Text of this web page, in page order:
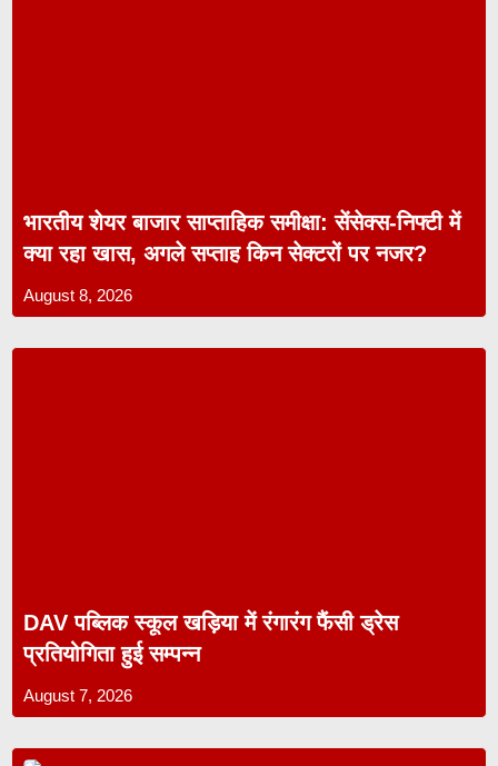
भारतीय शेयर बाजार साप्ताहिक समीक्षा: सेंसेक्स-निफ्टी में
क्या रहा खास, अगले सप्ताह किन सेक्टरों पर नजर?
August 8, 2026
DAV पब्लिक स्कूल खड़िया में रंगारंग फैंसी ड्रेस
प्रतियोगिता हुई सम्पन्न
August 7, 2026